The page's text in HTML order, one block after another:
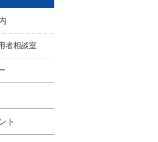
者相談室
ト